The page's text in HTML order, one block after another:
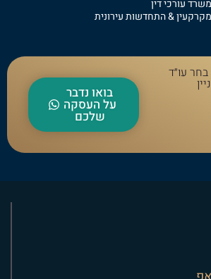
משרד עורכי דין
מקרקעין & התחדשות עירונית
בחר עו״ד
בואו נדבר
על העסקה
שלכם